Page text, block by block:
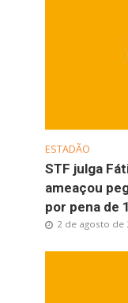
ESTADÃO
STF julga
ameaçou
por pena de
2 de agosto de